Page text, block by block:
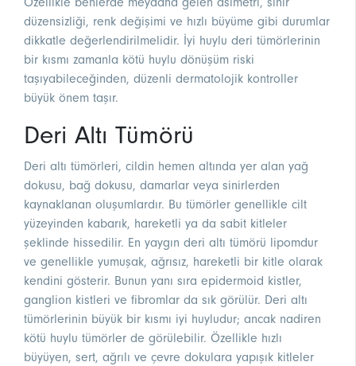
düzensizliği, renk değişimi ve hızlı büyüme gibi durumlar
dikkatle değerlendirilmelidir. İyi huylu deri tümörlerinin
bir kısmı zamanla kötü huylu dönüşüm riski
taşıyabileceğinden, düzenli dermatolojik kontroller
büyük önem taşır.
Deri Altı Tümörü
Deri altı tümörleri, cildin hemen altında yer alan yağ
dokusu, bağ dokusu, damarlar veya sinirlerden
kaynaklanan oluşumlardır. Bu tümörler genellikle cilt
yüzeyinden kabarık, hareketli ya da sabit kitleler
şeklinde hissedilir. En yaygın deri altı tümörü lipomdur
ve genellikle yumuşak, ağrısız, hareketli bir kitle olarak
kendini gösterir. Bunun yanı sıra epidermoid kistler,
ganglion kistleri ve fibromlar da sık görülür. Deri altı
tümörlerinin büyük bir kısmı iyi huyludur; ancak nadiren
kötü huylu tümörler de görülebilir. Özellikle hızlı
büyüyen, sert, ağrılı ve çevre dokulara yapışık kitleler